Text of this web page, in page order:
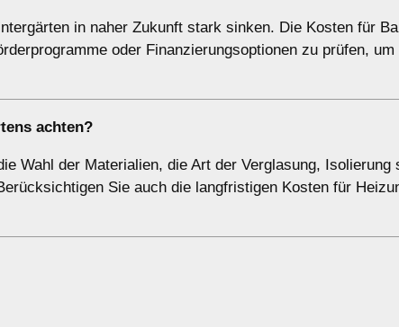
in naher Zukunft stark sinken. Die Kosten für
oder Finanzierungsoptionen zu prüfen,
achten?
Wahl der Materialien, die Art der Verglasung, Isolierung
Sie auch die langfristigen Kosten für